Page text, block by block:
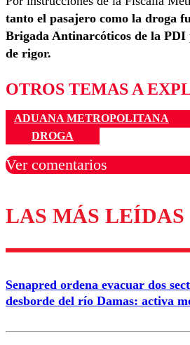
tanto el pasajero como la droga
Brigada Antinarcóticos de la PDI
de rigor.
OTROS TEMAS A
ADUANA METROPOLITANA
DROGA
Ver comentarios
Los comentarios son moderados
diálogo
Correo
LAS MÁS LEÍDAS
Senapred ordena evacuar dos
desborde del río Damas: activa